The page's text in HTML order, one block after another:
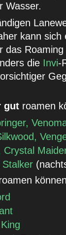
Wasser.
kann
das
die Invi-
gut roamen
Crystal
Stalker